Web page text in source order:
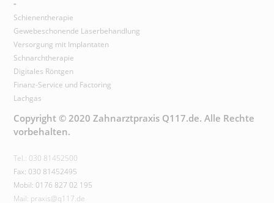
-
Schienentherapie
Gewebeschonende Laserbehandlung
Versorgung mit Implantaten
Schnarchtherapie
Digitales Röntgen
Finanz-Service und Factoring
Lachgas
Copyright © 2020 Zahnarztpraxis Q117.de. Alle Rechte
vorbehalten.
Tel.: 030 81452500
Fax: 030 81452495
Mobil: 0176 827 02 195
Mail: praxis@q117.de